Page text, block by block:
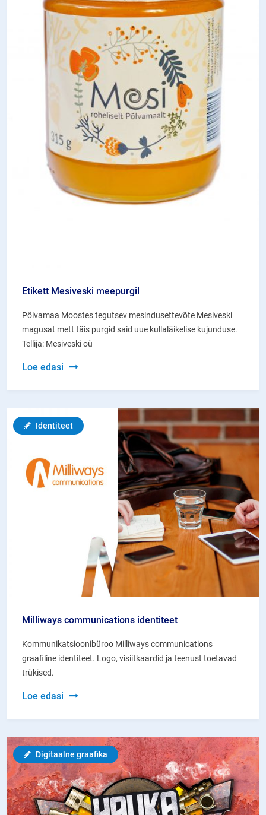
Etikett Mesiveski meepurgil
Põlvamaa Moostes tegutsev mesindusettevõte Mesiveski
magusat mett täis purgid said uue kullaläikelise kujunduse.
Tellija: Mesiveski oü
Loe edasi
Etikett
Identiteet
Milliways communications identiteet
Kommunikatsioonibüroo Milliways communications
graafiline identiteet. Logo, visiitkaardid ja teenust toetavad
trükised.
Loe edasi
Milliways
Digitaalne graafika